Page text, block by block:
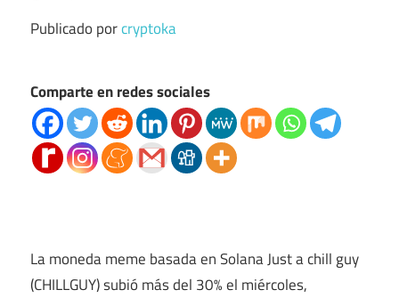
Publicado porcryptoka
Comparte en redes sociales
La moneda meme basada en Solana Just a chill guy
(CHILLGUY) subió más del 30% el miércoles,